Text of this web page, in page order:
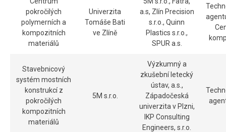
pokročilých
polymerních a
kompozitních
materiálů
Univerzita
Tomáše Bati
ve Zlíně
a.s, Zlín Precision
s.r.o., Quinn
Plastics s.r.o.,
SPUR a.s.
Stavebnicový
systém mostních
konstrukcí z
pokročilých
kompozitních
materiálů
5M s.r.o.
Výzkumný a
zkušební letecký
ústav, a.s.,
Západočeská
univerzita v Plzni,
IKP Consulting
Engineers, s.r.o.